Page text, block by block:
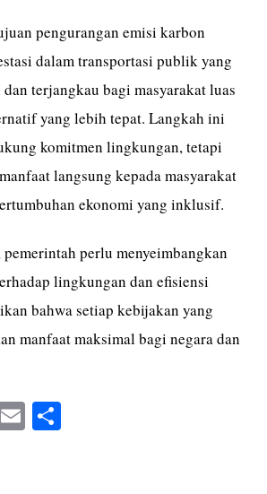
pengurangan emisi karbon
dalam transportasi publik yang
terjangkau bagi masyarakat luas
yang lebih tepat. Langkah ini
komitmen lingkungan, tetapi
langsung kepada masyarakat
ekonomi yang inklusif.
perlu menyeimbangkan
lingkungan dan efisiensi
bahwa setiap kebijakan yang
manfaat maksimal bagi negara dan
E